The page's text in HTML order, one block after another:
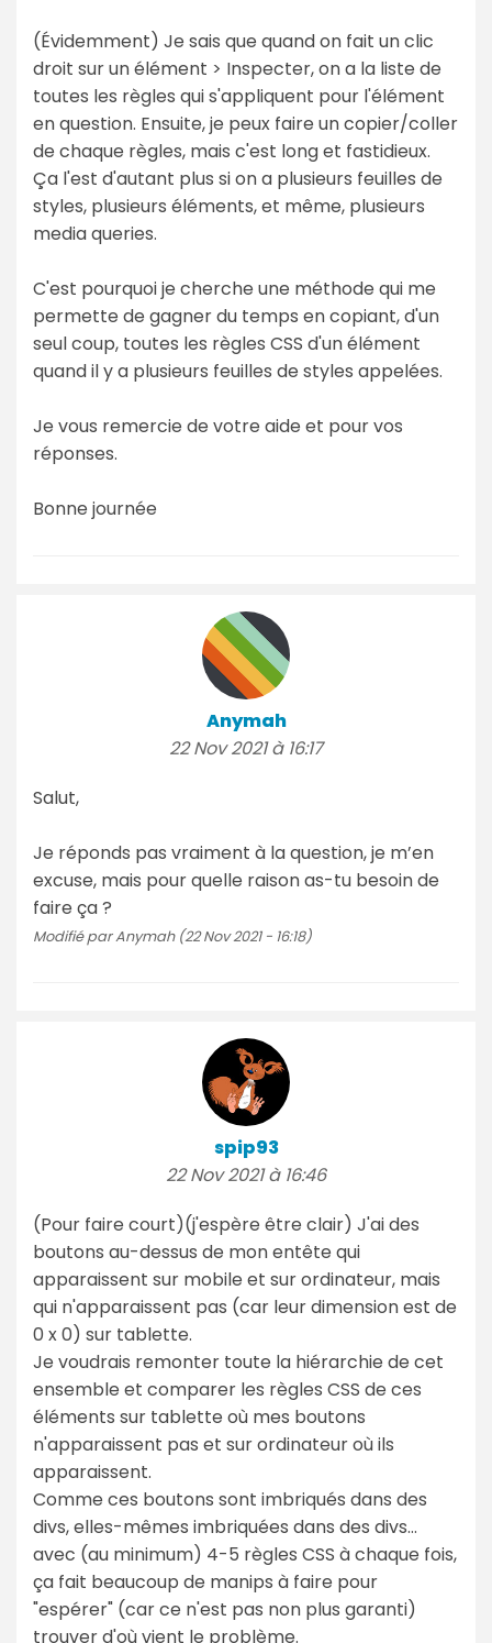
(Évidemment) Je sais que quand on fait un clic
droit sur un élément > Inspecter, on a la liste de
toutes les règles qui s'appliquent pour l'élément
en question. Ensuite, je peux faire un copier/coller
de chaque règles, mais c'est long et fastidieux.
Ça l'est d'autant plus si on a plusieurs feuilles de
styles, plusieurs éléments, et même, plusieurs
media queries.
C'est pourquoi je cherche une méthode qui me
permette de gagner du temps en copiant, d'un
seul coup, toutes les règles CSS d'un élément
quand il y a plusieurs feuilles de styles appelées.
Je vous remercie de votre aide et pour vos
réponses.
Bonne journée
Anymah
22 Nov 2021 à 16:17
Salut,
Je réponds pas vraiment à la question, je m’en
excuse, mais pour quelle raison as-tu besoin de
faire ça ?
Modifié par Anymah (22 Nov 2021 - 16:18)
spip93
22 Nov 2021 à 16:46
(Pour faire court)(j'espère être clair) J'ai des
boutons au-dessus de mon entête qui
apparaissent sur mobile et sur ordinateur, mais
qui n'apparaissent pas (car leur dimension est de
0 x 0) sur tablette.
Je voudrais remonter toute la hiérarchie de cet
ensemble et comparer les règles CSS de ces
éléments sur tablette où mes boutons
n'apparaissent pas et sur ordinateur où ils
apparaissent.
Comme ces boutons sont imbriqués dans des
divs, elles-mêmes imbriquées dans des divs...
avec (au minimum) 4-5 règles CSS à chaque fois,
ça fait beaucoup de manips à faire pour
"espérer" (car ce n'est pas non plus garanti)
trouver d'où vient le problème.